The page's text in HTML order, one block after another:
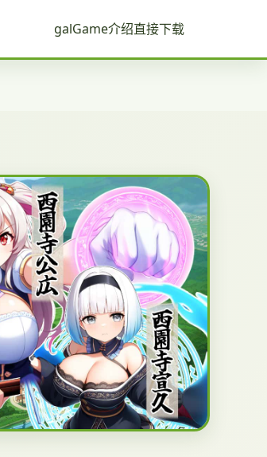
galGame介绍直接下载